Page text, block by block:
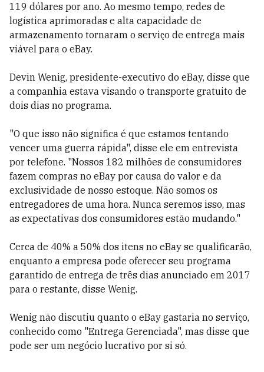
119 dólares por ano. Ao mesmo tempo, redes de
logística aprimoradas e alta capacidade de
armazenamento tornaram o serviço de entrega mais
viável para o eBay.
Devin Wenig, presidente-executivo do eBay, disse que
a companhia estava visando o transporte gratuito de
dois dias no programa.
"O que isso não significa é que estamos tentando
vencer uma guerra rápida", disse ele em entrevista
por telefone. "Nossos 182 milhões de consumidores
fazem compras no eBay por causa do valor e da
exclusividade de nosso estoque. Não somos os
entregadores de uma hora. Nunca seremos isso, mas
as expectativas dos consumidores estão mudando."
Cerca de 40% a 50% dos itens no eBay se qualificarão,
enquanto a empresa pode oferecer seu programa
garantido de entrega de três dias anunciado em 2017
para o restante, disse Wenig.
Wenig não discutiu quanto o eBay gastaria no serviço,
conhecido como "Entrega Gerenciada", mas disse que
pode ser um negócio lucrativo por si só.